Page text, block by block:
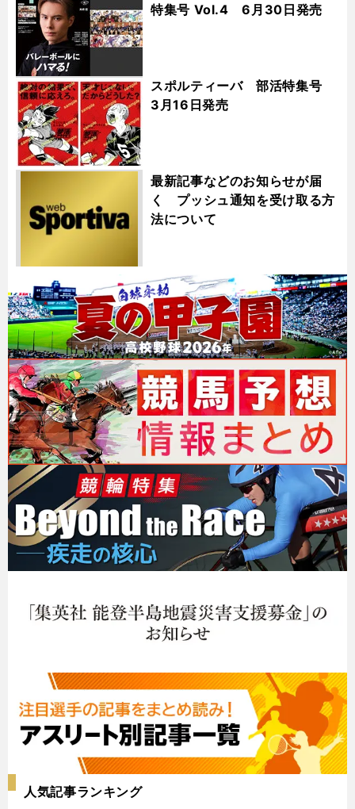
特集号 Vol.4 6月30日発売
スポルティーバ 部活特集号
3月16日発売
最新記事などのお知らせが届
く プッシュ通知を受け取る方
法について
人気記事ランキング